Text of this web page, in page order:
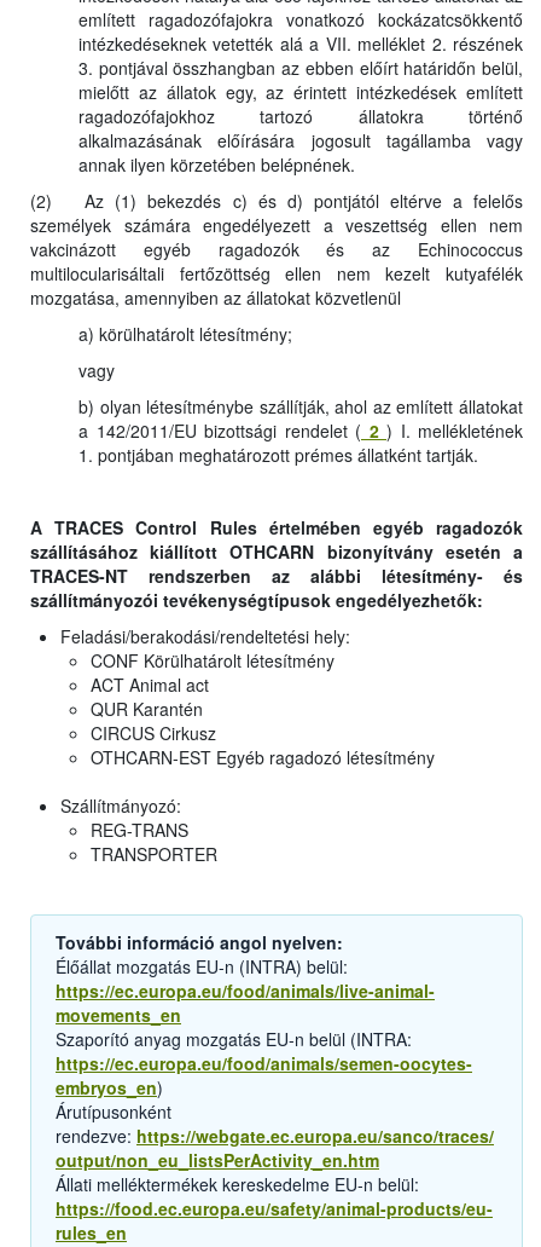
említett ragadozófajokra vonatkozó kockázatcsökkentő
intézkedéseknek vetették alá a VII. melléklet 2. részének
3. pontjával összhangban az ebben előírt határidőn belül,
mielőtt az állatok egy, az érintett intézkedések említett
ragadozófajokhoz tartozó állatokra történő
alkalmazásának előírására jogosult tagállamba vagy
annak ilyen körzetében belépnének.
(2) Az (1) bekezdés c) és d) pontjától eltérve a felelős
személyek számára engedélyezett a veszettség ellen nem
vakcinázott egyéb ragadozók és az Echinococcus
multilocularisáltali fertőzöttség ellen nem kezelt kutyafélék
mozgatása, amennyiben az állatokat közvetlenül
a) körülhatárolt létesítmény;
vagy
b) olyan létesítménybe szállítják, ahol az említett állatokat
a 142/2011/EU bizottsági rendelet ( 2 ) I. mellékletének
1. pontjában meghatározott prémes állatként tartják.
A TRACES Control Rules értelmében egyéb ragadozók
szállításához kiállított OTHCARN bizonyítvány esetén a
TRACES-NT rendszerben az alábbi létesítmény- és
szállítmányozói tevékenységtípusok engedélyezhetők:
Feladási/berakodási/rendeltetési hely:
CONF Körülhatárolt létesítmény
ACT Animal act
QUR Karantén
CIRCUS Cirkusz
OTHCARN-EST Egyéb ragadozó létesítmény
Szállítmányozó:
REG-TRANS
TRANSPORTER
További információ angol nyelven:
Élőállat mozgatás EU-n (INTRA) belül:
https://ec.europa.eu/food/animals/live-animal-
movements_en
Szaporító anyag mozgatás EU-n belül (INTRA:
https://ec.europa.eu/food/animals/semen-oocytes-
embryos_en)
Árutípusonként
rendezve: https://webgate.ec.europa.eu/sanco/traces/
output/non_eu_listsPerActivity_en.htm
Állati melléktermékek kereskedelme EU-n belül:
https://food.ec.europa.eu/safety/animal-products/eu-
rules_en